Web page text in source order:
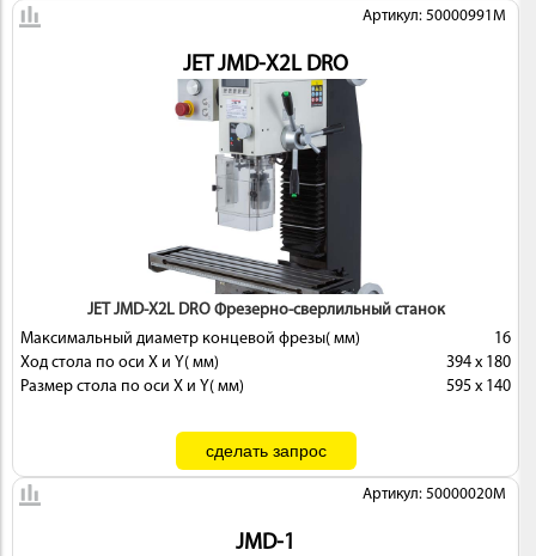
Артикул: 50000991M
JET JMD-X2L DRO
JET JMD-X2L DRO Фрезерно-сверлильный станок
Максимальный диаметр концевой фрезы( мм)
16
Ход стола по оси X и Y( мм)
394 x 180
Размер стола по оси X и Y( мм)
595 x 140
Артикул: 50000020M
JMD-1